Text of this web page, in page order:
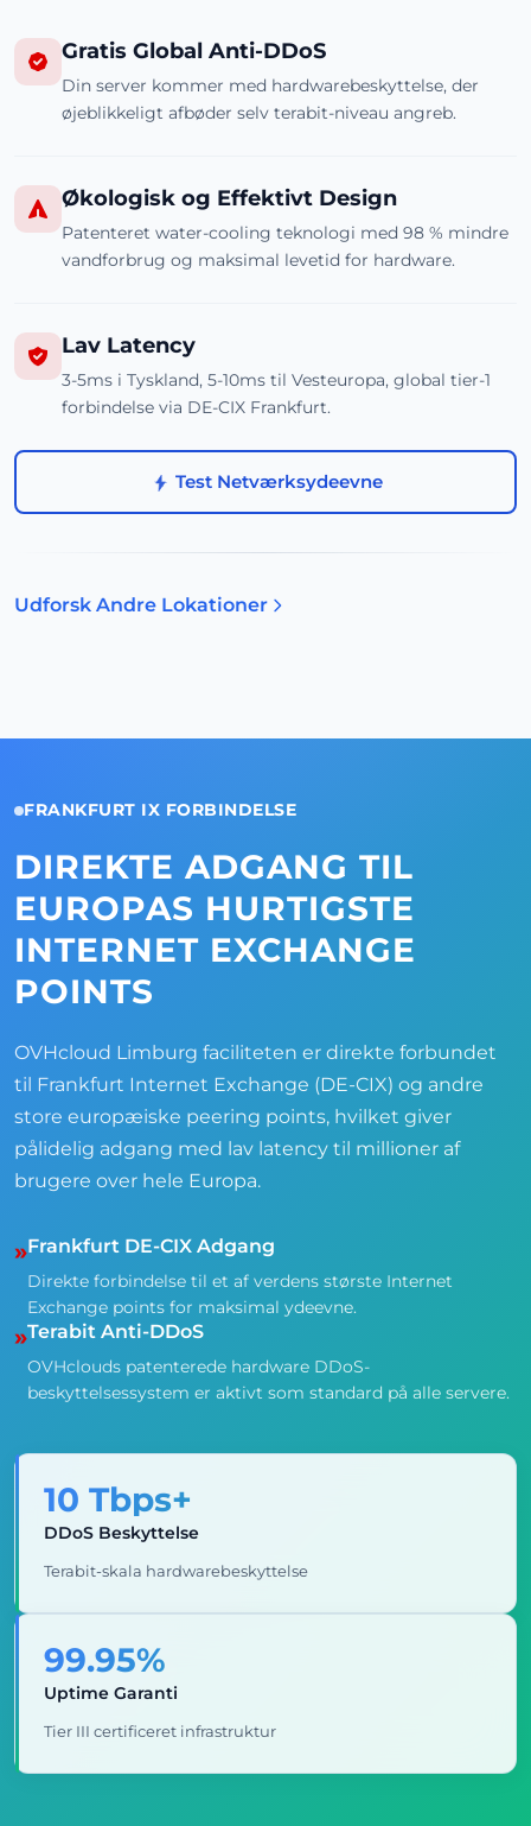
Gratis Global Anti-DDoS
Din server kommer med hardwarebeskyttelse, der
øjeblikkeligt afbøder selv terabit-niveau angreb.
Økologisk og Effektivt Design
Patenteret water-cooling teknologi med 98 % mindre
vandforbrug og maksimal levetid for hardware.
Lav Latency
3-5ms i Tyskland, 5-10ms til Vesteuropa, global tier-1
forbindelse via DE-CIX Frankfurt.
Test Netværksydeevne
Udforsk Andre Lokationer
FRANKFURT IX FORBINDELSE
DIREKTE ADGANG TIL
EUROPAS HURTIGSTE
INTERNET EXCHANGE
POINTS
OVHcloud Limburg faciliteten er direkte forbundet
til Frankfurt Internet Exchange (DE-CIX) og andre
store europæiske peering points, hvilket giver
pålidelig adgang med lav latency til millioner af
brugere over hele Europa.
»Frankfurt DE-CIX Adgang
Direkte forbindelse til et af verdens største Internet
Exchange points for maksimal ydeevne.
»Terabit Anti-DDoS
OVHclouds patenterede hardware DDoS-
beskyttelsessystem er aktivt som standard på alle servere.
10 Tbps+
DDoS Beskyttelse
Terabit-skala hardwarebeskyttelse
99.95%
Uptime Garanti
Tier III certificeret infrastruktur